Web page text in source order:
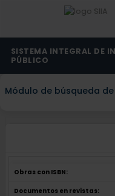
SISTEMA INTEGRAL DE
PÚBLICO
Módulo de búsqueda
Obras con ISBN:
Documentos en revistas: